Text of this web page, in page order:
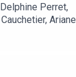
Perret,
Ariane
Perret.
de la forêt.